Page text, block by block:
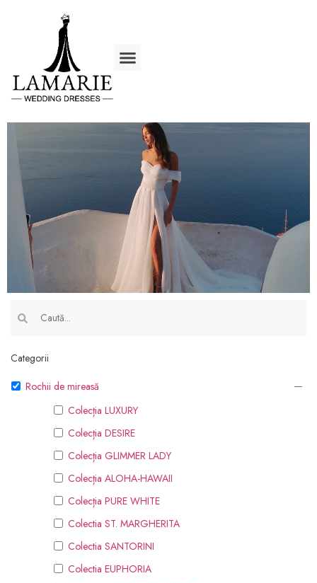
Categorii
Rochii de mireasă
Colecția LUXURY
Colecția DESIRE
Colecția GLIMMER LADY
Colecția ALOHA-HAWAII
Colecția PURE WHITE
Colectia ST. MARGHERITA
Colectia SANTORINI
Colectia EUPHORIA